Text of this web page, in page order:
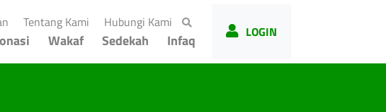
(current)
Tentang Kami(current)
Hubungi Kami(current)
Wakaf Sedekah Infaq LOGIN